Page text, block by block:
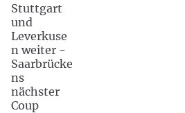
Stuttgart
und
Leverkuse
n weiter -
Saarbrücke
ns
nächster
Coup